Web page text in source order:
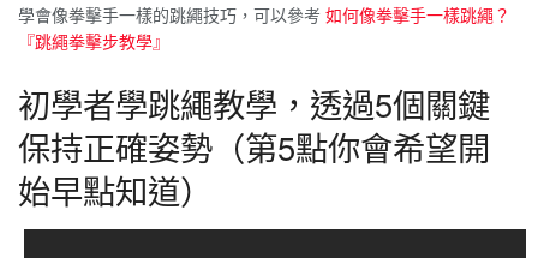
學會像拳擊手一樣的跳繩技巧，可以參考 如何像拳擊手一樣跳繩？
『跳繩拳擊步教學』
初學者學跳繩教學，透過5個關鍵
保持正確姿勢（第5點你會希望開
始早點知道）